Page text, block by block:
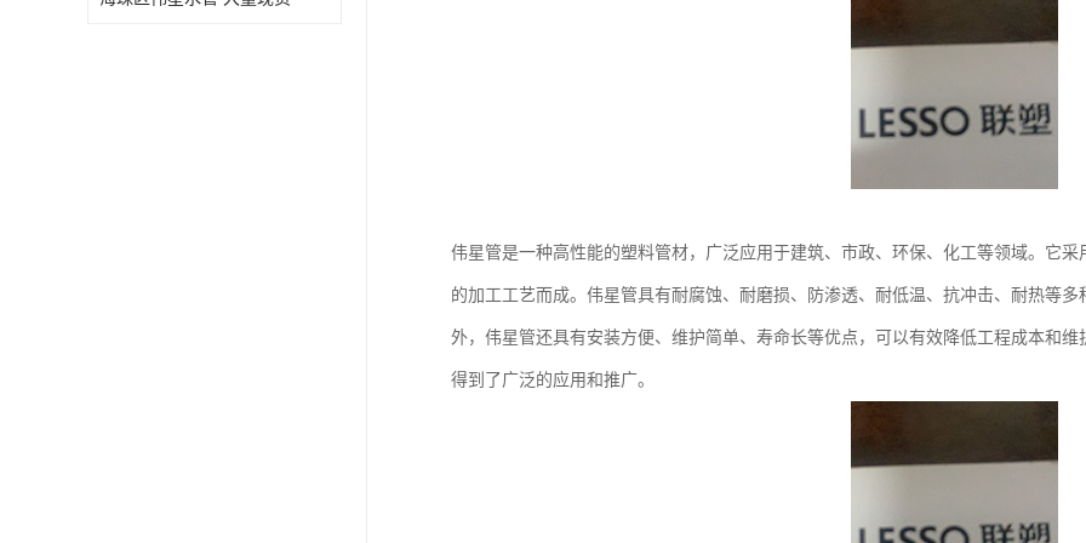
伟星管是一种高性能的塑料管材，广泛应用于建筑、市政、环保、化工等领域。它
的加工工艺而成。伟星管具有耐腐蚀、耐磨损、防渗透、耐低温、抗冲击、耐热等
外，伟星管还具有安装方便、维护简单、寿命长等优点，可以有效降低工程成本和
得到了广泛的应用和推广。